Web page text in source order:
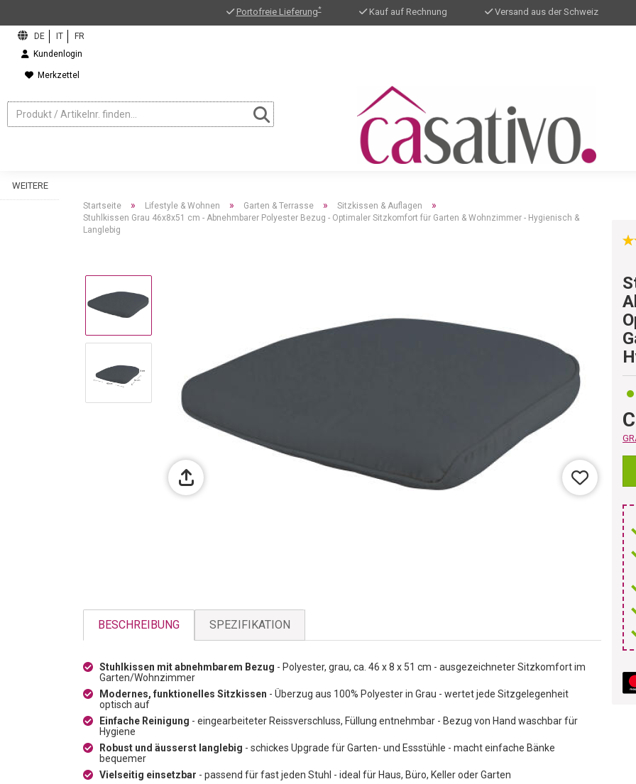
Portofreie Lieferung* Kauf auf Rechnung Versand aus der Schweiz
Kundenlogin
Merkzettel
WEITERE
Startseite » Lifestyle & Wohnen » Garten & Terrasse » Sitzkissen & Auflagen »
Stuhlkissen Grau 46x8x51 cm - Abnehmbarer Polyester Bezug - Optimaler Sitzkomfort für Garten & Wohnzimmer - Hygienisch &
Langlebig
BESCHREIBUNG SPEZIFIKATION
Stuhlkissen mit abnehmbarem Bezug - Polyester, grau, ca. 46 x 8 x 51 cm - ausgezeichneter Sitzkomfort im
Garten/Wohnzimmer
Modernes, funktionelles Sitzkissen - Überzug aus 100% Polyester in Grau - wertet jede Sitzgelegenheit
optisch auf
Einfache Reinigung - eingearbeiteter Reissverschluss, Füllung entnehmbar - Bezug von Hand waschbar für
Hygiene
Robust und äusserst langlebig - schickes Upgrade für Garten- und Essstühle - macht einfache Bänke
bequemer
Vielseitig einsetzbar - passend für fast jeden Stuhl - ideal für Haus, Büro, Keller oder Garten